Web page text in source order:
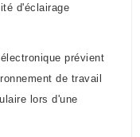
d'éclairage
prévient
de travail
lors d'une